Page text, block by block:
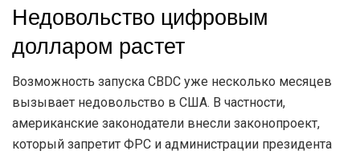
Недовольство цифровым
долларом растет
Возможность запуска CBDC уже несколько месяцев
вызывает недовольство в США. В частности,
американские законодатели внесли законопроект,
который запретит ФРС и администрации президента